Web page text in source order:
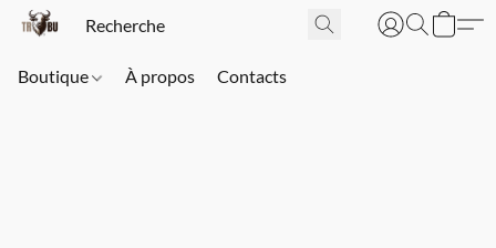
Boutique À propos Contacts